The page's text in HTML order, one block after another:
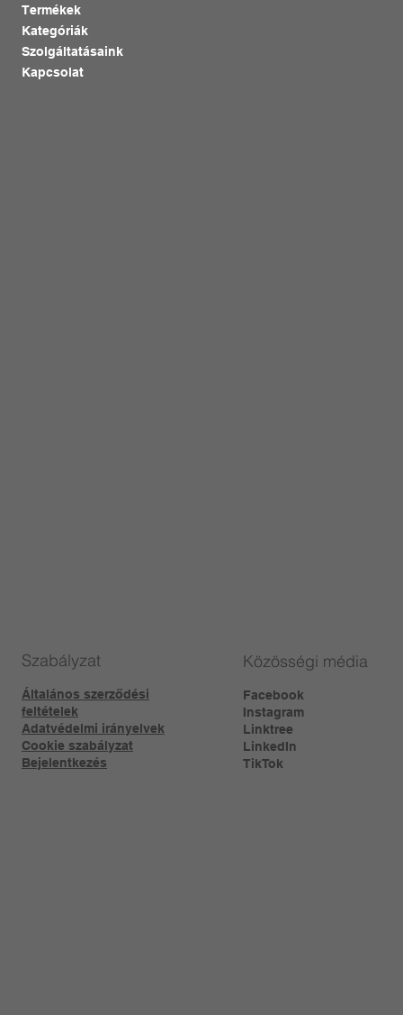
Szabályzat
Általános szerződési
feltételek
Adatvédelmi irányelvek
Cookie szabályzat
Bejelentkezés
Termékek
Kategóriák
Szolgáltatásaink
Kapcsolat
Közösségi média
Facebook
Instagram
Linktree​
LinkedIn
TikTok